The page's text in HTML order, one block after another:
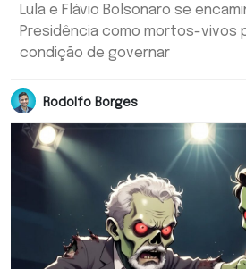
Lula e Flávio Bolsonaro se
Presidência como mortos-vivos
condição de governar
Rodolfo Borges